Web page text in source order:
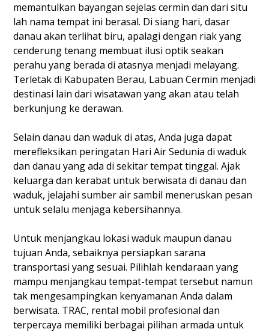
memantulkan bayangan sejelas cermin dan dari situ
lah nama tempat ini berasal. Di siang hari, dasar
danau akan terlihat biru, apalagi dengan riak yang
cenderung tenang membuat ilusi optik seakan
perahu yang berada di atasnya menjadi melayang.
Terletak di Kabupaten Berau, Labuan Cermin menjadi
destinasi lain dari wisatawan yang akan atau telah
berkunjung ke derawan.
Selain danau dan waduk di atas, Anda juga dapat
merefleksikan peringatan Hari Air Sedunia di waduk
dan danau yang ada di sekitar tempat tinggal. Ajak
keluarga dan kerabat untuk berwisata di danau dan
waduk, jelajahi sumber air sambil meneruskan pesan
untuk selalu menjaga kebersihannya.
Untuk menjangkau lokasi waduk maupun danau
tujuan Anda, sebaiknya persiapkan sarana
transportasi yang sesuai. Pilihlah kendaraan yang
mampu menjangkau tempat-tempat tersebut namun
tak mengesampingkan kenyamanan Anda dalam
berwisata. TRAC, rental mobil profesional dan
terpercaya memiliki berbagai pilihan armada untuk